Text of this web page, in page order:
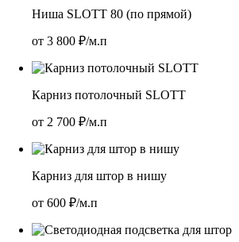
Ниша SLOTT 80 (по прямой)
от 3 800 ₽/м.п
Карниз потолочный SLOTT
от 2 700 ₽/м.п
Карниз для штор в нишу
от 600 ₽/м.п